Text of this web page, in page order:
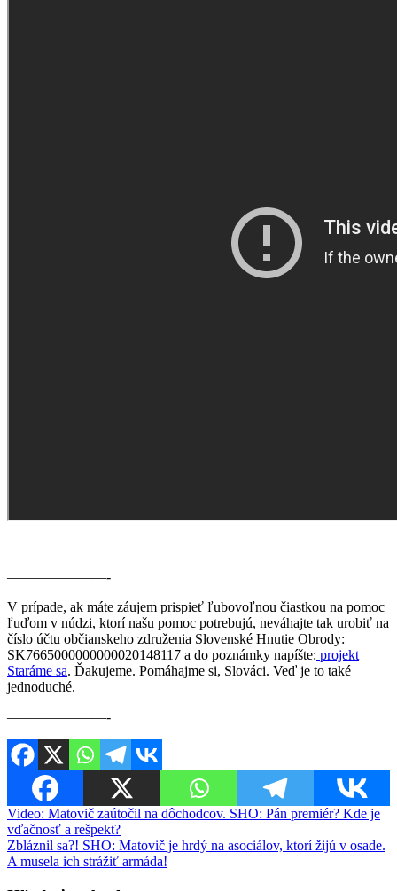
———————-
V prípade, ak máte záujem prispieť ľubovoľnou čiastkou na pomoc
ľuďom v núdzi, ktorí našu pomoc potrebujú, neváhajte tak urobiť na
číslo účtu občianskeho združenia Slovenské Hnutie Obrody:
SK7665000000000020148117 a do poznámky napíšte: projekt
Staráme sa. Ďakujeme. Pomáhajme si, Slováci. Veď je to také
jednoduché.
———————-
Navigácia
v
článku
Video: Matovič zaútočil na dôchodcov. SHO: Pán premiér? Kde je
vďačnosť a rešpekt?
Zbláznil sa?! SHO: Matovič je hrdý na asociálov, ktorí žijú v osade.
A musela ich strážiť armáda!